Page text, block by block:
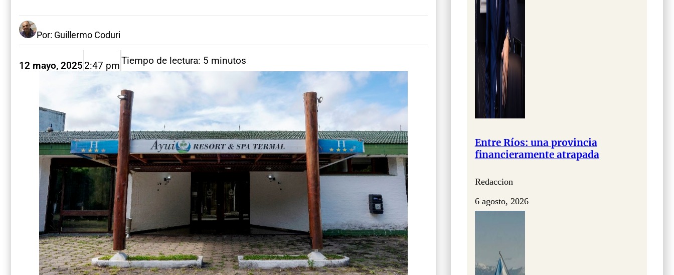
Por: Guillermo Coduri
12 mayo, 2025 2:47 pmTiempo de lectura: 5 minutos
Entre Ríos: una provincia
financieramente atrapada
Redaccion
6 agosto, 2026